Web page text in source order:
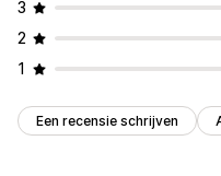
3
2
1
Een recensie schrijven